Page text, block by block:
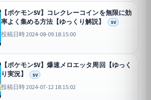
【ポケモンSV】コレクレーコインを無限に効
率よく集める方法【ゆっくり解説】
SV
投稿日時 2024-08-09 18:15:00
【ポケモンSV】爆速メロエッタ周回【ゆっく
り実況】
SV
投稿日時 2024-07-12 18:15:02